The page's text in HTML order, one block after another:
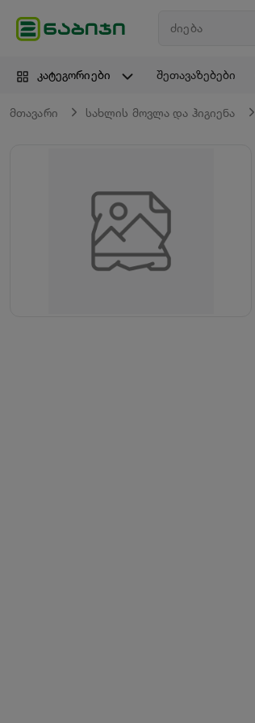
კატეგორიები შეთავაზებები
მთავარი სახლის მოვლა და ჰიგიენა